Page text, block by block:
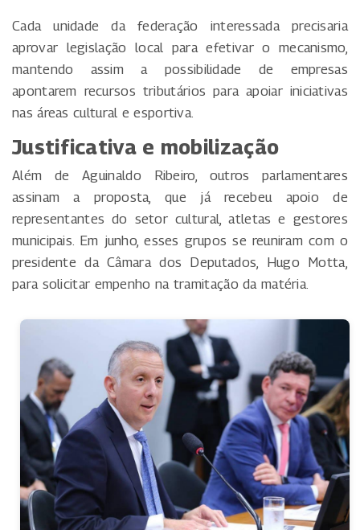
Cada unidade da federação interessada precisaria
aprovar legislação local para efetivar o mecanismo,
mantendo assim a possibilidade de empresas
apontarem recursos tributários para apoiar iniciativas
nas áreas cultural e esportiva.
Justificativa e mobilização
Além de Aguinaldo Ribeiro, outros parlamentares
assinam a proposta, que já recebeu apoio de
representantes do setor cultural, atletas e gestores
municipais. Em junho, esses grupos se reuniram com o
presidente da Câmara dos Deputados, Hugo Motta,
para solicitar empenho na tramitação da matéria.